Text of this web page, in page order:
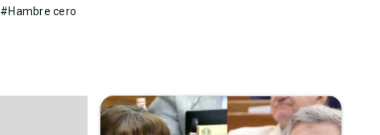
#Hambre cero